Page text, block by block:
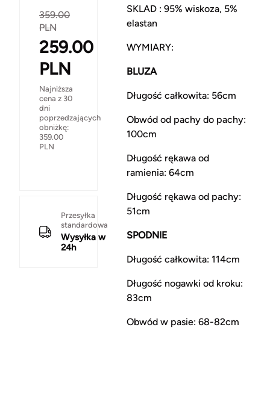
359.00
PLN
259.00
PLN
Najniższa
cena z 30
dni
poprzedzających
obniżkę:
359.00
PLN
Przesyłka
standardowa
Wysyłka w
24h
SKLAD : 95% wiskoza, 5%
elastan
WYMIARY:
BLUZA
Długość całkowita: 56cm
Obwód od pachy do pachy:
100cm
Długość rękawa od
ramienia: 64cm
Długość rękawa od pachy:
51cm
SPODNIE
Długość całkowita: 114cm
Długość nogawki od kroku:
83cm
Obwód w pasie: 68-82cm